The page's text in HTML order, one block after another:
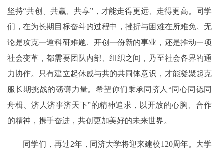
坚持“共创、共赢、共享”，才能走得更远、走得更高。同学
们，在为长期目标奋斗的过程中，挫折与困难在所难免。无
论是攻克一道科研难题、开创一份新的事业，还是推动一项
社会变革，都需要团队内部、组织之间，乃至社会各界的通
力协作。只有建立起休戚与共的共同体意识，才能凝聚起克
服长期挑战的磅礴力量。希望你们秉承同济人“同心同德同
舟楫、济人济事济天下”的精神追求，以开放的心胸、合作
的精神，携手奋进，共创更加美好的未来世界。
同学们，再过2年，同济大学将迎来建校120周年。大学